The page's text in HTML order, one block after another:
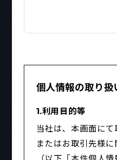
個人情報の取り扱
1.利用目的等
当社は、本画面にて
またはお取引先様